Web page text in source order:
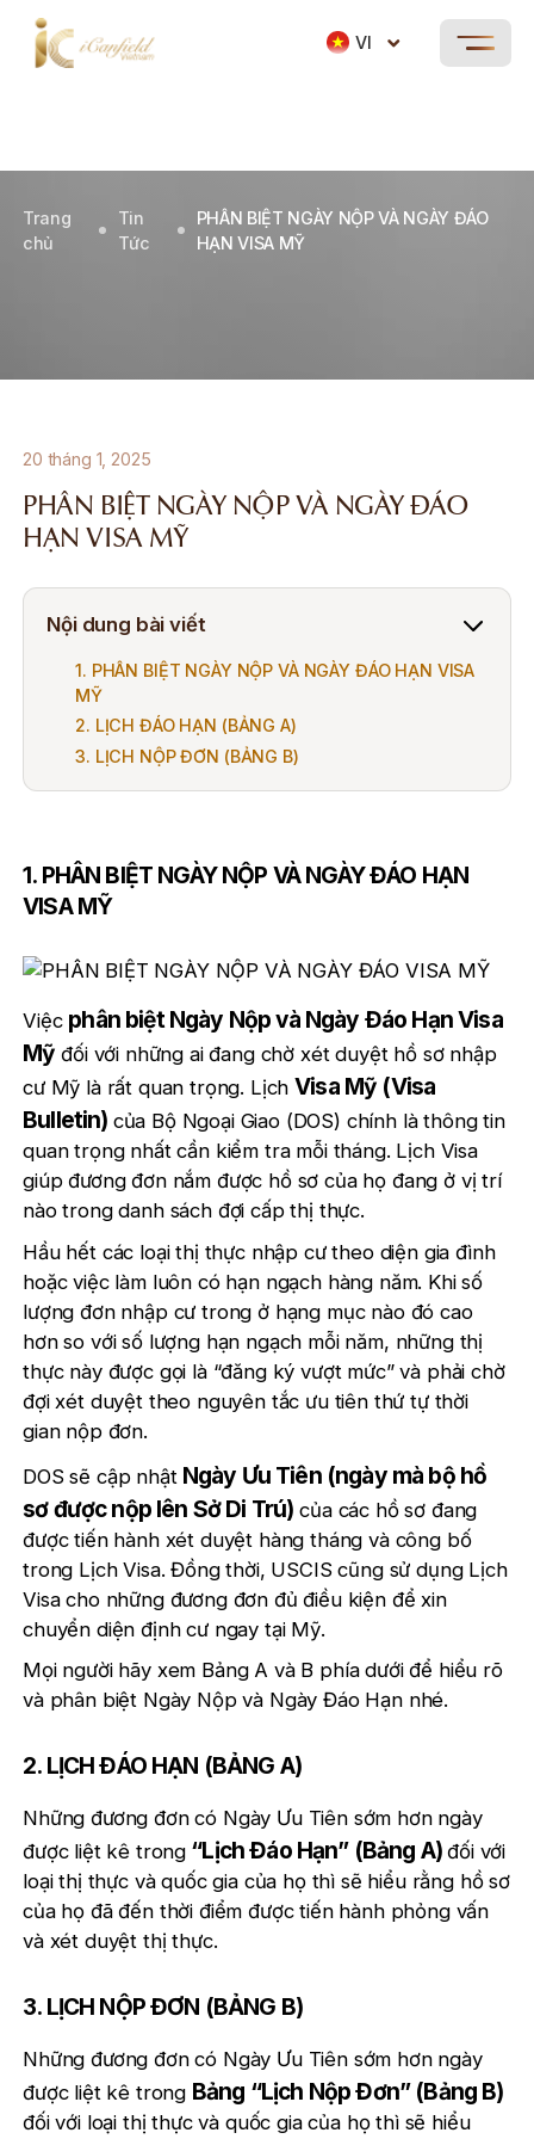
VI
Trang
chủ
Tin
Tức
PHÂN BIỆT NGÀY NỘP VÀ NGÀY ĐÁO
HẠN VISA MỸ
20 tháng 1, 2025
PHÂN BIỆT NGÀY NỘP VÀ NGÀY ĐÁO
HẠN VISA MỸ
Nội dung bài viết
1. PHÂN BIỆT NGÀY NỘP VÀ NGÀY ĐÁO HẠN VISA
MỸ
2. LỊCH ĐÁO HẠN (BẢNG A)
3. LỊCH NỘP ĐƠN (BẢNG B)
1. PHÂN BIỆT NGÀY NỘP VÀ NGÀY ĐÁO HẠN
VISA MỸ
Việc phân biệt Ngày Nộp và Ngày Đáo Hạn Visa
Mỹ đối với những ai đang chờ xét duyệt hồ sơ nhập
cư Mỹ là rất quan trọng. Lịch Visa Mỹ (Visa
Bulletin) của Bộ Ngoại Giao (DOS) chính là thông tin
quan trọng nhất cần kiểm tra mỗi tháng. Lịch Visa
giúp đương đơn nắm được hồ sơ của họ đang ở vị trí
nào trong danh sách đợi cấp thị thực.
Hầu hết các loại thị thực nhập cư theo diện gia đình
hoặc việc làm luôn có hạn ngạch hàng năm. Khi số
lượng đơn nhập cư trong ở hạng mục nào đó cao
hơn so với số lượng hạn ngạch mỗi năm, những thị
thực này được gọi là “đăng ký vượt mức” và phải chờ
đợi xét duyệt theo nguyên tắc ưu tiên thứ tự thời
gian nộp đơn.
DOS sẽ cập nhật Ngày Ưu Tiên (ngày mà bộ hồ
sơ được nộp lên Sở Di Trú) của các hồ sơ đang
được tiến hành xét duyệt hàng tháng và công bố
trong Lịch Visa. Đồng thời, USCIS cũng sử dụng Lịch
Visa cho những đương đơn đủ điều kiện để xin
chuyển diện định cư ngay tại Mỹ.
Mọi người hãy xem Bảng A và B phía dưới để hiểu rõ
và phân biệt Ngày Nộp và Ngày Đáo Hạn nhé.
2. LỊCH ĐÁO HẠN (BẢNG A)
Những đương đơn có Ngày Ưu Tiên sớm hơn ngày
được liệt kê trong “Lịch Đáo Hạn” (Bảng A)đối với
loại thị thực và quốc gia của họ thì sẽ hiểu rằng hồ sơ
của họ đã đến thời điểm được tiến hành phỏng vấn
và xét duyệt thị thực.
3. LỊCH NỘP ĐƠN (BẢNG B)
Những đương đơn có Ngày Ưu Tiên sớm hơn ngày
được liệt kê trong Bảng “Lịch Nộp Đơn” (Bảng B)
đối với loại thị thực và quốc gia của họ thì sẽ hiểu